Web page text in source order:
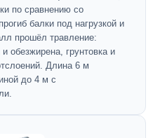
по сравнению со
балки под нагрузкой и
прошёл травление:
обезжирена, грунтовка и
Длина 6 м
до 4 м с